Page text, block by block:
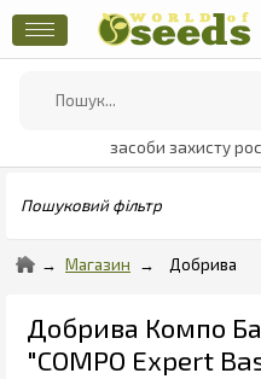
засоби захисту
Пошуковий фільтр
Магазин Добрива
Добрива Компо
"COMPO Expert